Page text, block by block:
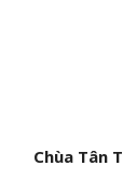
Chùa Tân